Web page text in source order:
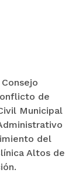
de
Municipal
del
Altos de